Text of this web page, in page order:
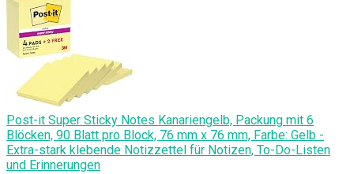
Post-it Super Sticky Notes Kanariengelb, Packung mit 6
Blöcken, 90 Blatt pro Block, 76 mm x 76 mm, Farbe: Gelb -
Extra-stark klebende Notizzettel für Notizen, To-Do-Listen
und Erinnerungen